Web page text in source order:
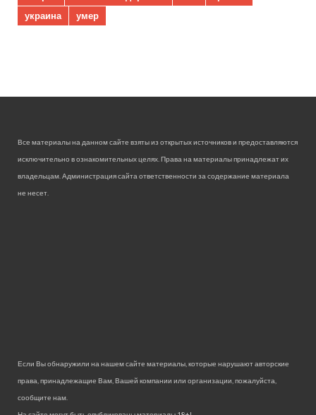
украина
умер
Все материалы на данном сайте взяты из открытых источников и предоставляются
исключительно в ознакомительных целях. Права на материалы принадлежат их
владельцам. Администрация сайта ответственности за содержание материала
не несет.
Если Вы обнаружили на нашем сайте материалы, которые нарушают авторские
права, принадлежащие Вам, Вашей компании или организации, пожалуйста,
сообщите нам.